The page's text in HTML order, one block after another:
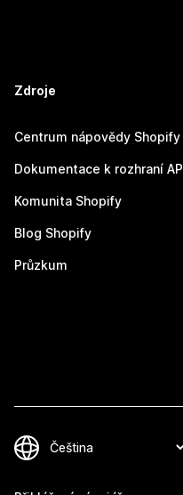
Zdroje
Centrum nápovědy Shopify
Dokumentace k rozhraní API
Komunita Shopify
Blog Shopify
Průzkum